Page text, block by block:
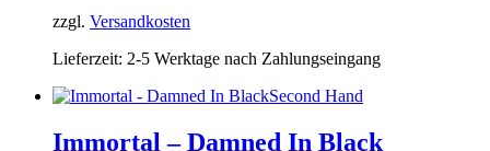
zzgl. Versandkosten
Lieferzeit: 2-5 Werktage nach Zahlungseingang
Second Hand
Immortal – Damned In Black